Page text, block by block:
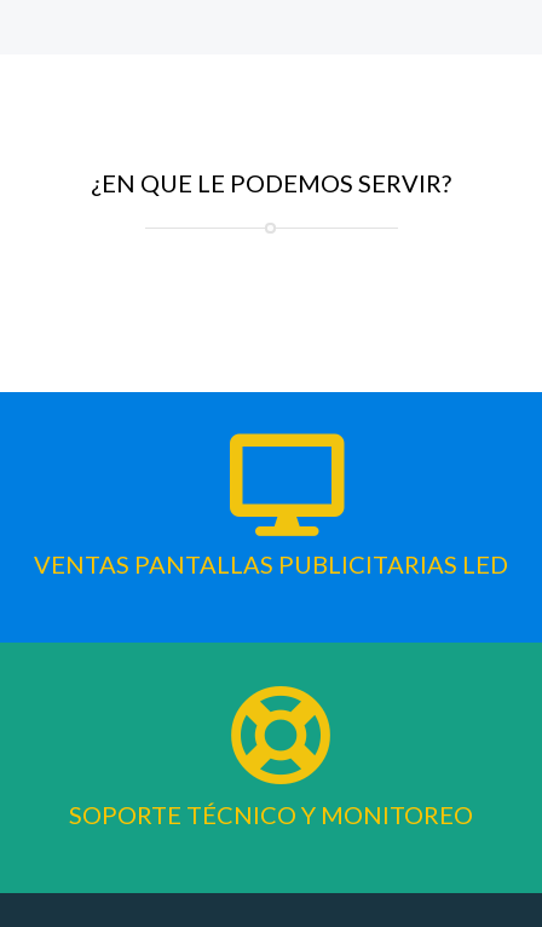
¿EN QUE LE PODEMOS SERVIR?
VENTAS PANTALLAS PUBLICITARIAS LED
SOPORTE TÉCNICO Y MONITOREO